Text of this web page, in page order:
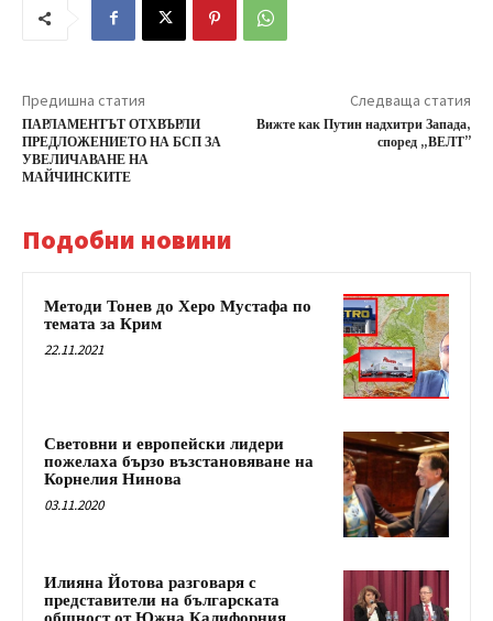
Предишна статия
ПАРЛАМЕНТЪТ ОТХВЪРЛИ
ПРЕДЛОЖЕНИЕТО НА БСП ЗА
УВЕЛИЧАВАНЕ НА
МАЙЧИНСКИТЕ
Следваща статия
Вижте как Путин надхитри Запада,
според „ВЕЛТ”
Подобни новини
Методи Тонев до Херо Мустафа по
темата за Крим
22.11.2021
Световни и европейски лидери
пожелаха бързо възстановяване на
Корнелия Нинова
03.11.2020
Илияна Йотова разговаря с
представители на българската